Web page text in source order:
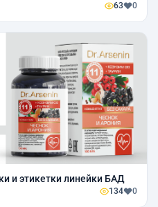
63 0
и этикетки линейки БАД
134 0